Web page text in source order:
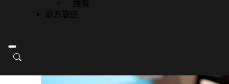
博客
联系敬鹏